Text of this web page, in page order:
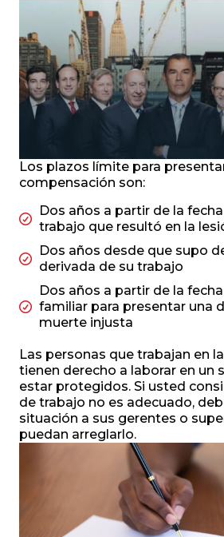
Los plazos límite para
compensación son:
Dos años a partir de la
trabajo que resultó en la
Dos años desde que supo
derivada de su trabajo
Dos años a partir de la
familiar para presentar una
muerte injusta
Las personas que trabajan en
tienen derecho a laborar en un
estar protegidos. Si usted
de trabajo no es adecuado,
situación a sus gerentes o
puedan arreglarlo.